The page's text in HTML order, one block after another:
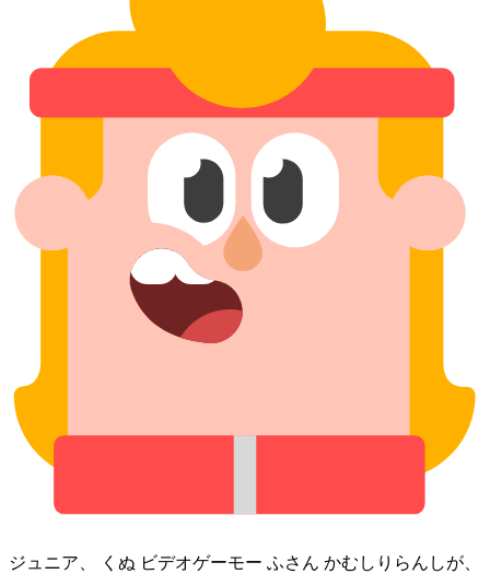
ジュニア、 くぬ ビデオゲーモー ふさん かむしりらんしが、